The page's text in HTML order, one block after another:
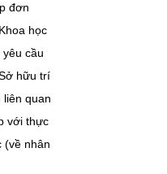
đơn
học
yêu cầu
hữu trí
quan
với thực
(về nhân